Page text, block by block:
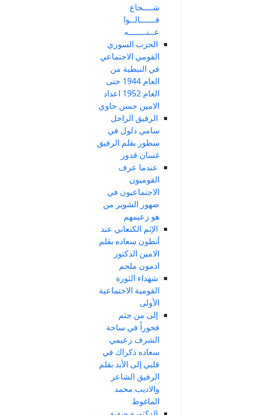
شــــجاع
قــــــالــوا
عــنـــــــه
الحزب السوري
القومي الاجتماعي
في النبطية من
العام 1944 حتى
العام 1952 اعداد
الامين حسن حاوي
الرفيق الراحل
سامي دلول في
سطور بقلم الرفيق
غسان قدور
عندما عرف
القوميون
الاجتماعيون في
ضهور الشوير من
هو زعيمهم
الإثم الكنعاني عند
أنطون سعاده بقلم
الامين الدكتور
ادمون ملحم
شهداء الثورة
القومية الاجتماعية
الأولى
إلى من جثم
فخوراً في ساحة
الشرف زعيمي
سعاده ذكراك في
قلبي إلى الأبد بقلم
الرفيق الشاعر
والاديب محمد
الماغوط